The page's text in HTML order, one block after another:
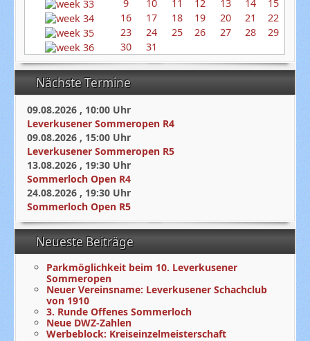
9
10 11 12 13 14
15
16
17 18 19 20 21
22
23
24 25 26 27 28
29
30
31
Nächste Termine
09.08.2026 , 10:00 Uhr
Leverkusener Sommeropen R4
09.08.2026 , 15:00 Uhr
Leverkusener Sommeropen R5
13.08.2026 , 19:30 Uhr
Sommerloch Open R4
24.08.2026 , 19:30 Uhr
Sommerloch Open R5
Neueste Beiträge
Parkmöglichkeit beim 10. Leverkusener
Sommeropen
Neuer Vereinsname: Leverkusener Schachclub
von 1910
3. Runde Offenes Sommerloch
Neue DWZ-Zahlen
Werbeblock: Kreiseinzelmeisterschaft